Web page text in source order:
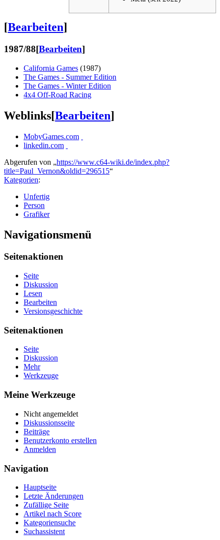
[Bearbeiten]
1987/88[Bearbeiten]
California Games (1987)
The Games - Summer Edition
The Games - Winter Edition
4x4 Off-Road Racing
Weblinks[Bearbeiten]
MobyGames.com
linkedin.com
Abgerufen von „https://www.c64-wiki.de/index.php?
title=Paul_Vernon&oldid=296515“
Kategorien:
Unfertig
Person
Grafiker
Navigationsmenü
Seitenaktionen
Seite
Diskussion
Lesen
Bearbeiten
Versionsgeschichte
Seitenaktionen
Seite
Diskussion
Mehr
Werkzeuge
Meine Werkzeuge
Nicht angemeldet
Diskussionsseite
Beiträge
Benutzerkonto erstellen
Anmelden
Navigation
Hauptseite
Letzte Änderungen
Zufällige Seite
Artikel nach Score
Kategoriensuche
Suchassistent